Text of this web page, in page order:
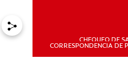
CHEQUEO DE
CORRESPONDENCIA DE